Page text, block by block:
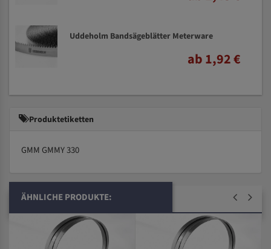
Uddeholm Bandsägeblätter Meterware
ab 1,92 €
Produktetiketten
GMM GMMY 330
ÄHNLICHE PRODUKTE: